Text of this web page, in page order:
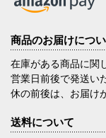
商品のお届けにつ
在庫がある商品に関
営業日前後で発送い
休の前後は、お届け
送料について